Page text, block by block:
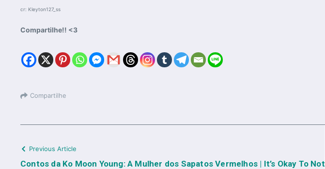
cr: Kleyton127_ss
Compartilhe!! <3
Compartilhe
Previous Article
Contos da Ko Moon Young: A Mulher dos Sapatos Vermelhos | It’s Okay To Not